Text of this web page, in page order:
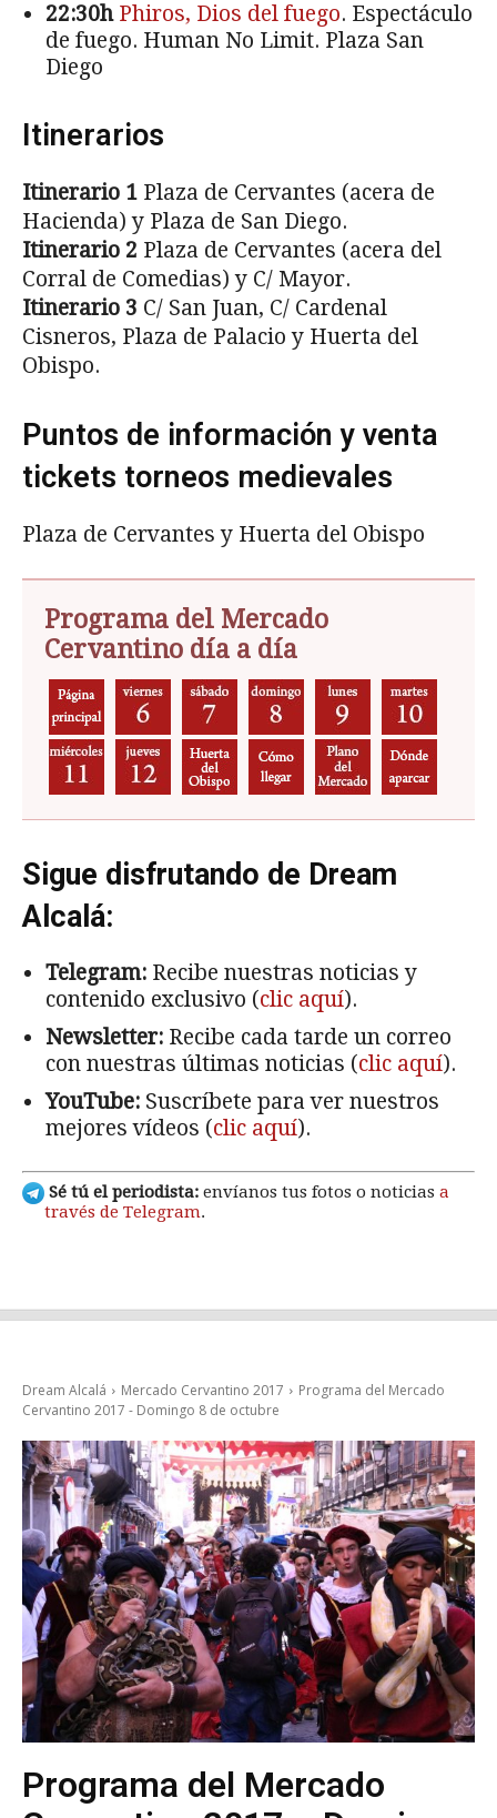
22:30h Phiros, Dios del fuego. Espectáculo
de fuego. Human No Limit. Plaza San
Diego
Itinerarios
Itinerario 1 Plaza de Cervantes (acera de
Hacienda) y Plaza de San Diego.
Itinerario 2 Plaza de Cervantes (acera del
Corral de Comedias) y C/ Mayor.
Itinerario 3 C/ San Juan, C/ Cardenal
Cisneros, Plaza de Palacio y Huerta del
Obispo.
Puntos de información y venta
tickets torneos medievales
Plaza de Cervantes y Huerta del Obispo
Programa del Mercado
Cervantino día a día
Sigue disfrutando de Dream
Alcalá:
Telegram: Recibe nuestras noticias y
contenido exclusivo (clic aquí).
Newsletter: Recibe cada tarde un correo
con nuestras últimas noticias (clic aquí).
YouTube: Suscríbete para ver nuestros
mejores vídeos (clic aquí).
Sé tú el periodista: envíanos tus fotos o noticias a
través de Telegram.